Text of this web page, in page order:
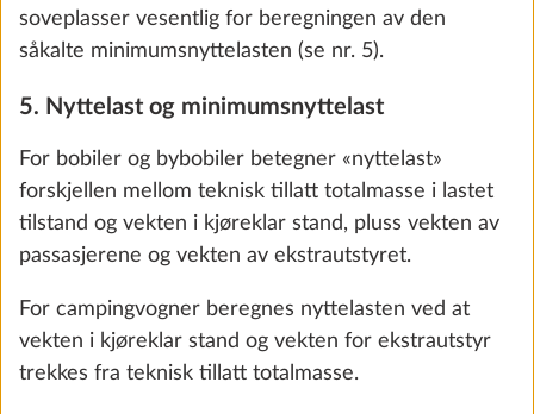
Kjøkkenvifte DOMETIC med Hobby 10-
trinns hastighetsregulering
Mer
soveplasser vesentlig for beregningen av den
såkalte minimumsnyttelasten (se nr. 5).
5. Nyttelast og minimumsnyttelast
For bobiler og bybobiler betegner «nyttelast»
forskjellen mellom teknisk tillatt totalmasse i lastet
tilstand og vekten i kjøreklar stand, pluss vekten av
passasjerene og vekten av ekstrautstyret.
For campingvogner beregnes nyttelasten ved at
vekten i kjøreklar stand og vekten for ekstrautstyr
trekkes fra teknisk tillatt totalmasse.